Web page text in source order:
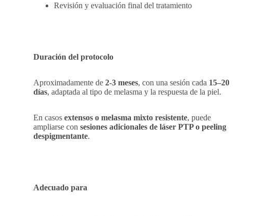
Revisión y evaluación final del tratamiento
Duración del protocolo
Aproximadamente de 2-3 meses, con una sesión cada 15–20
días, adaptada al tipo de melasma y la respuesta de la piel.
En casos extensos o melasma mixto resistente, puede
ampliarse con sesiones adicionales de láser PTP o peeling
despigmentante.
Adecuado para